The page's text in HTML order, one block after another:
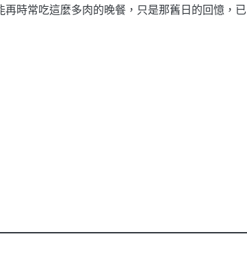
時常吃這麼多肉的晚餐，只是那舊日的回憶，已